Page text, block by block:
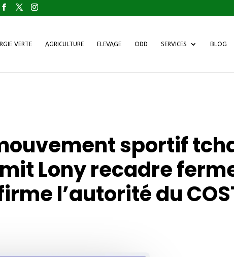
VERTE AGRICULTURE ELEVAGE ODD SERVICES BLOG
sportif
Lony recadre
l’autorité du